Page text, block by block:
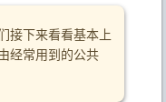
接下来看看基本上
经常用到的公共